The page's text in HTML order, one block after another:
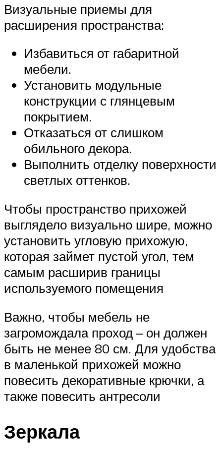
Визуальные приемы для
расширения пространства:
Избавиться от габаритной
мебели.
Установить модульные
конструкции с глянцевым
покрытием.
Отказаться от слишком
обильного декора.
Выполнить отделку поверхности
светлых оттенков.
Чтобы пространство прихожей
выглядело визуально шире, можно
установить угловую прихожую,
которая займет пустой угол, тем
самым расширив границы
используемого помещения
Важно, чтобы мебель не
загромождала проход – он должен
быть не менее 80 см. Для удобства
в маленькой прихожей можно
повесить декоративные крючки, а
также повесить антресоли
Зеркала